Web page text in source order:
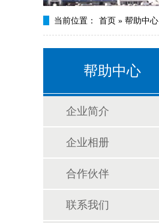
当前位置： 首页 » 帮助中心
帮助中心
企业简介
企业相册
合作伙伴
联系我们